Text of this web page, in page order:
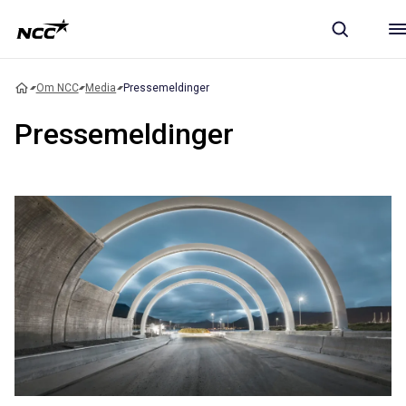
Om NCC Media Pressemeldinger
Pressemeldinger